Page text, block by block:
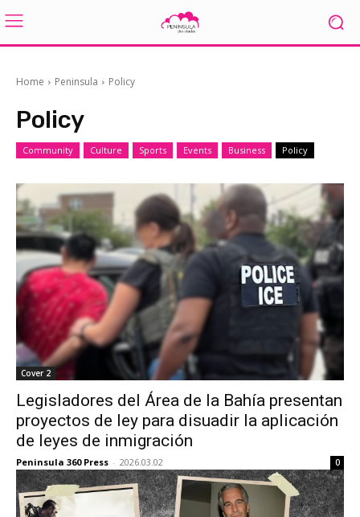
Home Peninsula Policy
Policy
Community Culture Sports Events Business Policy
Cover 2
Legisladores del Área de la Bahía presentan
proyectos de ley para disuadir la aplicación
de leyes de inmigración
Peninsula 360 Press - 2026.03.02 0